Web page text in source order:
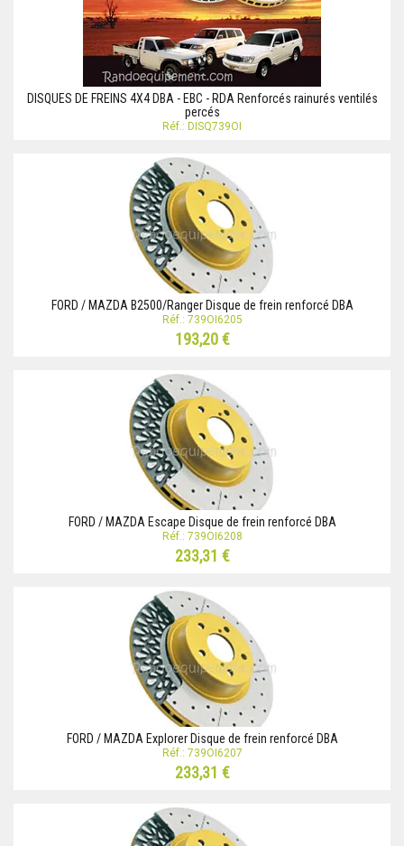
DISQUES DE FREINS 4X4 DBA - EBC - RDA Renforcés rainurés ventilés
percés
Réf.: DISQ739OI
FORD / MAZDA B2500/Ranger Disque de frein renforcé DBA
Réf.: 739OI6205
193,20 €
FORD / MAZDA Escape Disque de frein renforcé DBA
Réf.: 739OI6208
233,31 €
FORD / MAZDA Explorer Disque de frein renforcé DBA
Réf.: 739OI6207
233,31 €